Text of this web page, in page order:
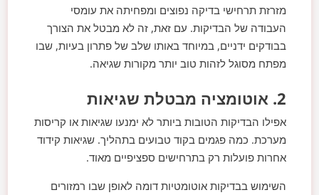
מזרזת תרחישי בדיקה נפוצים ומפחיתה את עומסי
העבודה של הבדיקות. עם זאת, זה לא מבטל את הצורך
בבודקים ידניים, במיוחד באותו שלב של פתרון בעיות, שבו
מפתח מסוגל לזהות טוב יותר מקורות שגיאה.
2. אוטומציה מבטלת שגיאות
אפילו הבדיקות הטובות ביותר לא ימנעו שגיאות או קריסות
מערכת. כמה פגמים בקוד טבועים בתהליך. שגיאות קידוד
אחרות פועלות רק בתרחישים ספציפיים מאוד.
השימוש בבדיקות אוטומטיות דומה לאופן שבו רמזורים